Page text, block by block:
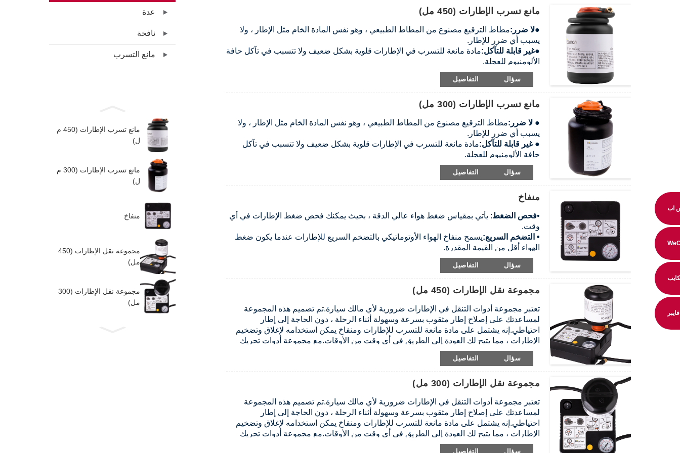
عدة
نافخة
مانع التسرب
مانع تسرب الإطارات (450 م
ل)
مانع تسرب الإطارات (300 م
ل)
منفاخ
مجموعة نقل الإطارات (450
مل)
مجموعة نقل الإطارات (300
مل)
مانع تسرب الإطارات (450 مل)
●لا ضرر:مطاط الترقيع مصنوع من المطاط الطبيعي ، وهو نفس المادة الخام مثل الإطار ، ولا
يسبب أي ضرر للإطار.
●غير قابلة للتآكل:مادة مانعة للتسرب في الإطارات قلوية بشكل ضعيف ولا تتسبب في تآكل حافة
الألومنيوم للعجلة.
سهل الإزالة:مادة مانعة للتسرب للإطارات قابلة للذوبان في الماء ويمكن إزالتها بمسحها برفق
بقطعة قماش ناعمة بالماء.
الدولية.
سؤال التفاصيل
مانع تسرب الإطارات (300 مل)
● لا ضرر:مطاط الترقيع مصنوع من المطاط الطبيعي ، وهو نفس المادة الخام مثل الإطار ، ولا
يسبب أي ضرر للإطار.
● غير قابلة للتآكل:مادة مانعة للتسرب في الإطارات قلوية بشكل ضعيف ولا تتسبب في تآكل
حافة الألومنيوم للعجلة.
سهل الإزالة:مادة مانعة للتسرب للإطارات قابلة للذوبان في الماء ويمكن إزالتها بمسحها برفق
بقطعة قماش ناعمة بالماء.
الدولية.
سؤال التفاصيل
منفاخ
•فحص الضغط: يأتي بمقياس ضغط هواء عالي الدقة ، بحيث يمكنك فحص ضغط الإطارات في أي
وقت.
• التضخم السريع:يسمح منفاخ الهواء الأوتوماتيكي بالتضخم السريع للإطارات عندما يكون ضغط
الهواء أقل من القيمة المقدرة.
تخفيف الضغط بلمسة واحدة:إذا كان ضغط الإطارات مرتفعًا جدًا ، فاضغط على مفتاح تخفيف
الضغط (أصفر) لخفض ضغط الإطارات إلى النطاق القياسي ، ويمكن تخفيف الضغط بسهولة
عند استخدام منفاخ مع زجاجة مانع التسرب للإطار ، يمكن ملء الإطار بمادة مانعة للتسرب من
سؤال التفاصيل
مجموعة نقل الإطارات (450 مل)
تعتبر مجموعة أدوات التنقل في الإطارات ضرورية لأي مالك سيارة.تم تصميم هذه المجموعة
لمساعدتك على إصلاح إطار مثقوب بسرعة وسهولة أثناء الرحلة ، دون الحاجة إلى إطار
احتياطي.إنه يشتمل على مادة مانعة للتسرب للإطارات ومنفاخ يمكن استخدامه لإغلاق وتضخيم
الإطارات ، مما يتيح لك العودة إلى الطريق في أي وقت من الأوقات.مع مجموعة أدوات تحريك
الإطارات ، يمكنك تجنب متاعب تغيير الإطار على جانب الطريق والوصول إلى وجهتك بأمان
وكفاءة.تأكد من الاحتفاظ بهذه المجموعة في سيارتك في جميع الأوقات لمزيد من راحة البال.
سؤال التفاصيل
مجموعة نقل الإطارات (300 مل)
تعتبر مجموعة أدوات التنقل في الإطارات ضرورية لأي مالك سيارة.تم تصميم هذه المجموعة
لمساعدتك على إصلاح إطار مثقوب بسرعة وسهولة أثناء الرحلة ، دون الحاجة إلى إطار
احتياطي.إنه يشتمل على مادة مانعة للتسرب للإطارات ومنفاخ يمكن استخدامه لإغلاق وتضخيم
الإطارات ، مما يتيح لك العودة إلى الطريق في أي وقت من الأوقات.مع مجموعة أدوات تحريك
الإطارات ، يمكنك تجنب متاعب تغيير الإطار على جانب الطريق والوصول إلى وجهتك بأمان
سؤال التفاصيل
اب
فايبر